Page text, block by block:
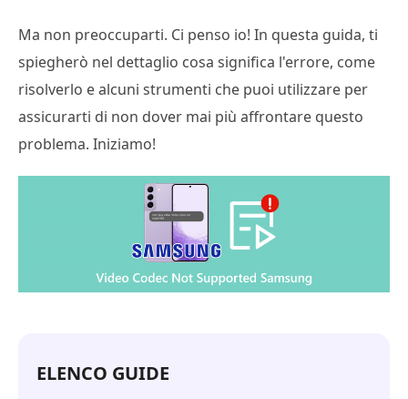
Ma non preoccuparti. Ci penso io! In questa guida, ti
spiegherò nel dettaglio cosa significa l'errore, come
risolverlo e alcuni strumenti che puoi utilizzare per
assicurarti di non dover mai più affrontare questo
problema. Iniziamo!
ELENCO GUIDE